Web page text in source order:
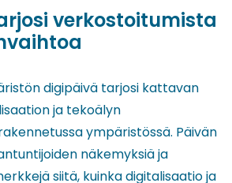
verkostoitumista
digipäivä tarjosi kattavan
ja tekoälyn
ympäristössä. Päivän
näkemyksiä ja
siitä, kuinka digitalisaatio ja